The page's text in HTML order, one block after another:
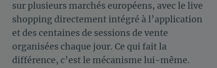
sur plusieurs marchés européens, avec le live
shopping directement intégré à l’application
et des centaines de sessions de vente
organisées chaque jour. Ce qui fait la
différence, c’est le mécanisme lui-même.